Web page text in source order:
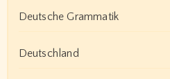
Deutsche Grammatik
Deutschland